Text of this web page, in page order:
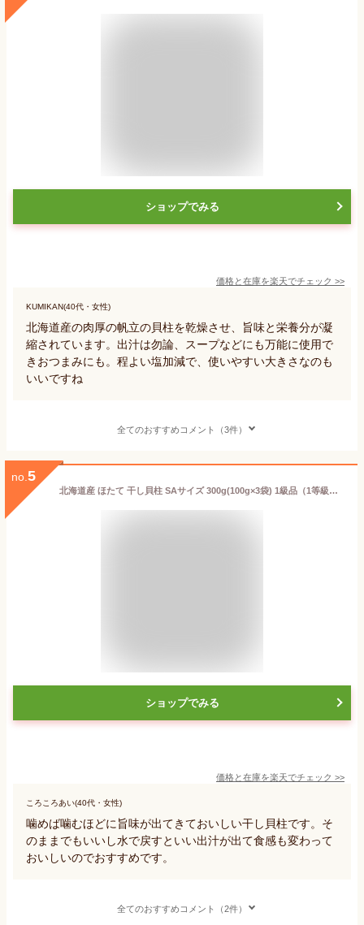
ショップでみる
価格と在庫を楽天でチェック >>
KUMIKAN(40代・女性)
北海道産の肉厚の帆立の貝柱を乾燥させ、旨味と栄養分が凝
縮されています。出汁は勿論、スープなどにも万能に使用で
きおつまみにも。程よい塩加減で、使いやすい大きさなのも
いいですね
全てのおすすめコメント（3件）
no. 5
北海道産 ほたて 干し貝柱 SAサイズ 300g(100g×3袋) 1級品（1等級品） オホーツク海産（産地：猿払、宗谷、枝幸、常呂他） 訳あり 特価ご提供 1袋(100g）あたり1,800円 ホタテ貝柱 乾燥 ほたて干し貝柱 帆立貝柱 乾燥 #おいしい出汁 #良質なつまみ #賞味期限2年
ショップでみる
価格と在庫を楽天でチェック >>
ころころあい(40代・女性)
噛めば噛むほどに旨味が出てきておいしい干し貝柱です。そ
のままでもいいし水で戻すといい出汁が出て食感も変わって
おいしいのでおすすめです。
全てのおすすめコメント（2件）